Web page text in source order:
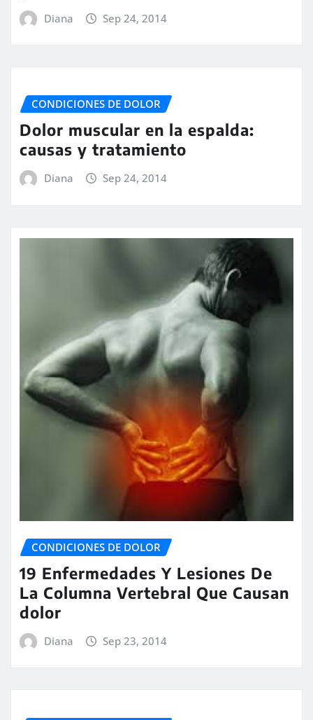
Diana Sep 24, 2014
CONDICIONES DE DOLOR
Dolor muscular en la espalda:
causas y tratamiento
Diana Sep 24, 2014
CONDICIONES DE DOLOR
19 Enfermedades Y Lesiones De
La Columna Vertebral Que Causan
dolor
Diana Sep 23, 2014